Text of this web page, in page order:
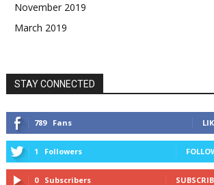
November 2019
March 2019
STAY CONNECTED
789 Fans
1 Followers
0 Subscribers